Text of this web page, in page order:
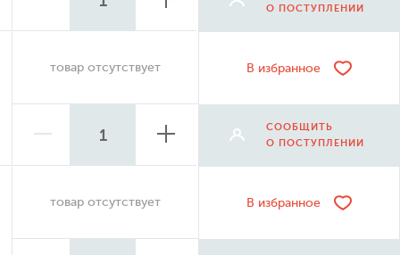
О ПОСТУПЛЕНИИ
товар отсутствует В избранное
СООБЩИТЬ
О ПОСТУПЛЕНИИ
товар отсутствует В избранное